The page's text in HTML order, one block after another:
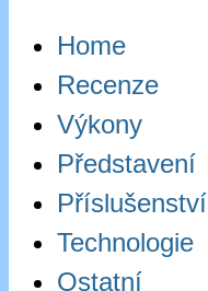
Home
Recenze
Výkony
Představení
Příslušenství
Technologie
Ostatní